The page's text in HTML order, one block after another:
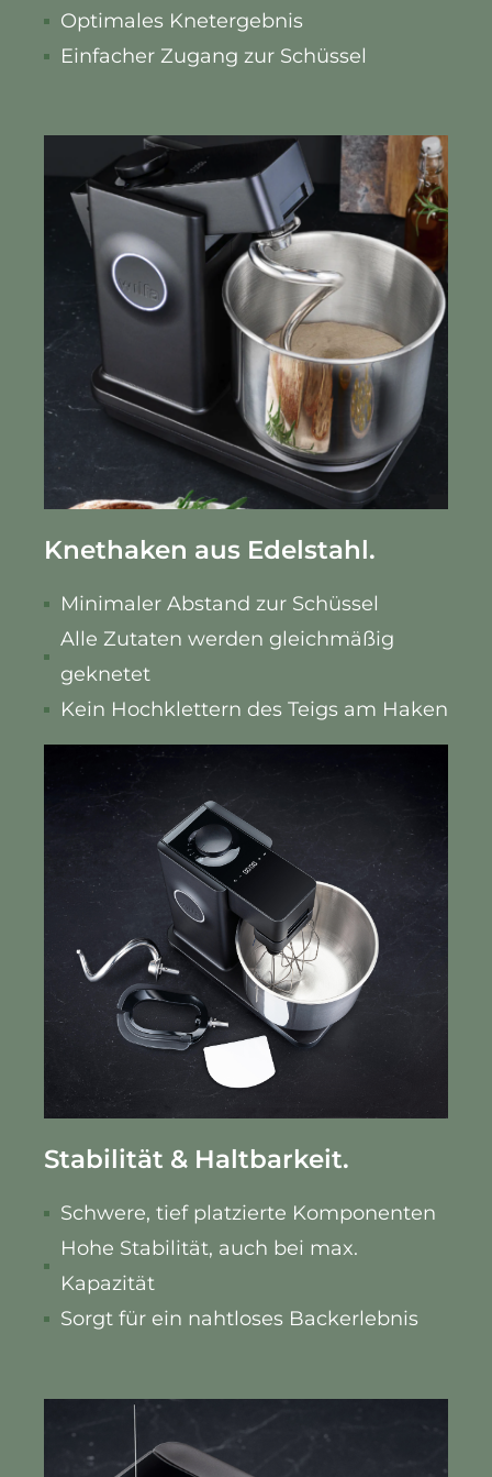
Optimales Knetergebnis
Einfacher Zugang zur Schüssel
Knethaken aus Edelstahl.
Minimaler Abstand zur Schüssel
Alle Zutaten werden gleichmäßig
geknetet
Kein Hochklettern des Teigs am Haken
Stabilität & Haltbarkeit.
Schwere, tief platzierte Komponenten
Hohe Stabilität, auch bei max.
Kapazität
Sorgt für ein nahtloses Backerlebnis